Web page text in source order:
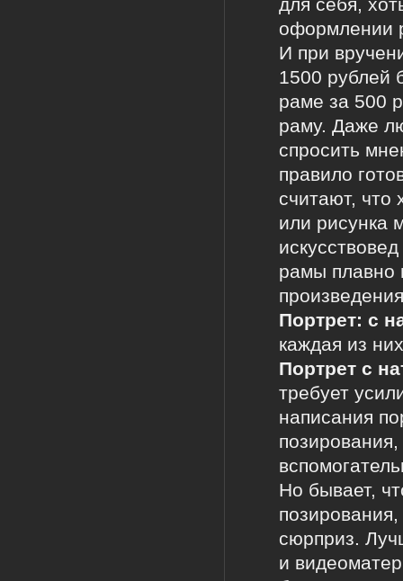
для себя,
оформлении
И при
1500 рублей
раме за 500
раму. Даже
спросить
правило
считают, что
или рисунка
рамы плавно
Портрет: с
каждая из
Портрет с
требует
написания
Но бывает,
сюрприз.
и